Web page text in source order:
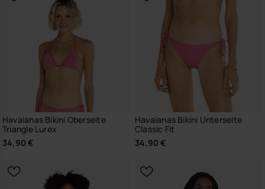
Havaianas Bikini Oberseite
Triangle Lurex
34,90 €
Havaianas Bikini Unterseite
Classic Fit
34,90 €